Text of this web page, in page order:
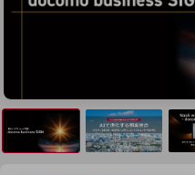
別ウィンドウで開きます